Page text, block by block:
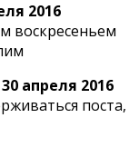
2016
воскресеньем
апреля 2016
поста,